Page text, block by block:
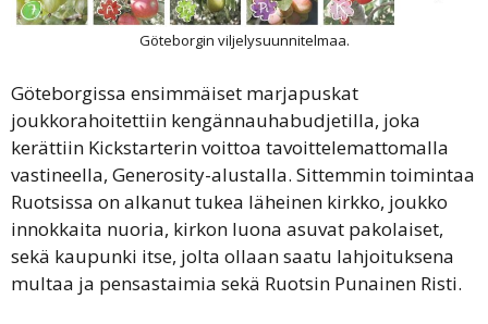
Göteborgin viljelysuunnitelmaa.
Göteborgissa ensimmäiset marjapuskat
joukkorahoitettiin kengännauhabudjetilla, joka
kerättiin Kickstarterin voittoa tavoittelemattomalla
vastineella, Generosity-alustalla. Sittemmin toimintaa
Ruotsissa on alkanut tukea läheinen kirkko, joukko
innokkaita nuoria, kirkon luona asuvat pakolaiset,
sekä kaupunki itse, jolta ollaan saatu lahjoituksena
multaa ja pensastaimia sekä Ruotsin Punainen Risti.